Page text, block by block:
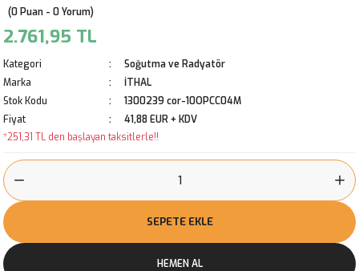
(0 Puan - 0 Yorum)
2.761,95 TL
Kategori
Soğutma ve Radyatör
Marka
İTHAL
Stok Kodu
1300239 cor-10OPCC04M
Fiyat
41,88 EUR + KDV
*251,31 TL den başlayan taksitlerle!!
SEPETE EKLE
HEMEN AL